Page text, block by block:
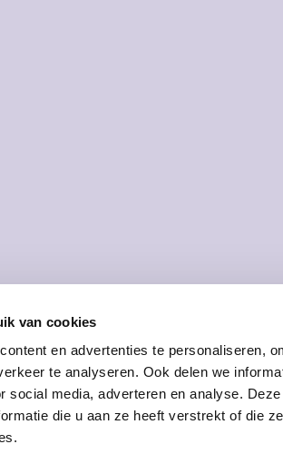
van cookies
en advertenties te personaliseren,
te analyseren. Ook delen we
social media, adverteren en analyse.
die u aan ze heeft verstrekt of die
WAAROM DEZE CAMPAGNE
In 1998 werd de